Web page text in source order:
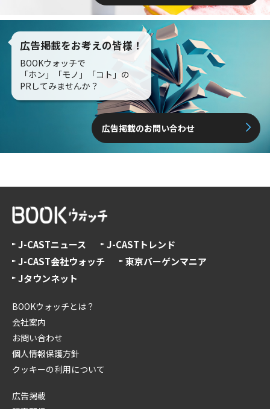
広告掲載をお考えの皆様！
BOOKウォッチで
「ホン」「モノ」「コト」の
PRしてみませんか？
広告掲載のお問い合わせ
J-CASTニュース
J-CASTトレンド
J-CAST会社ウォッチ
東京バーゲンマニア
Jタウンネット
BOOKウォッチとは？
会社案内
お問い合わせ
個人情報保護方針
クッキーの利用について
広告掲載